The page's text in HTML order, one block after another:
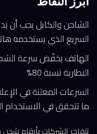
الشاحن والكابل يجب
السريع الذي يستخدمه
الهاتف يخفّض سرعة الشحن
البطارية نسبة 80%
السرعات المعلنة في
ما تتحقق في الاستخدام